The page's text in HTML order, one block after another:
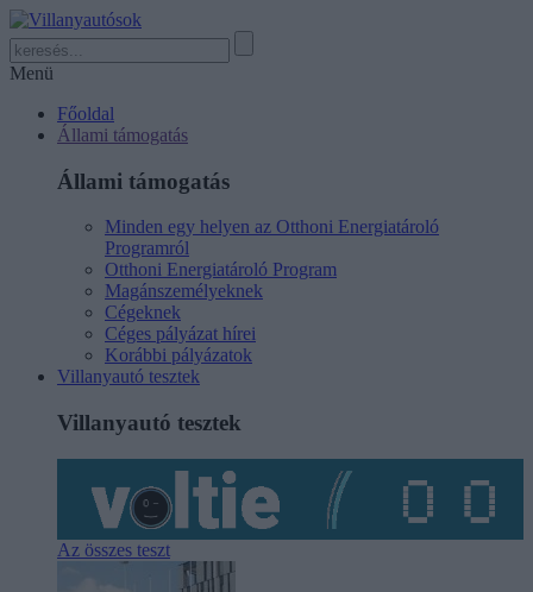
Menü
Főoldal
Állami támogatás
Állami támogatás
Minden egy helyen az Otthoni Energiatároló
Programról
Otthoni Energiatároló Program
Magánszemélyeknek
Cégeknek
Céges pályázat hírei
Korábbi pályázatok
Villanyautó tesztek
Villanyautó tesztek
Az összes teszt